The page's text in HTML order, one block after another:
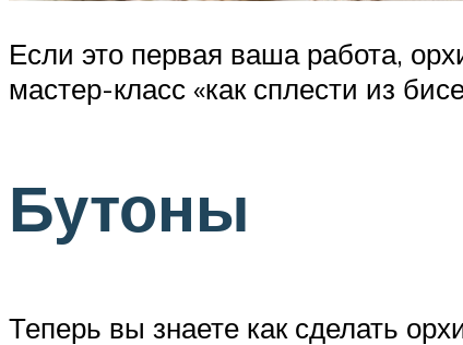
Если это первая ваша работа,
мастер-класс «как сплести из
Бутоны
Теперь вы знаете как сделать